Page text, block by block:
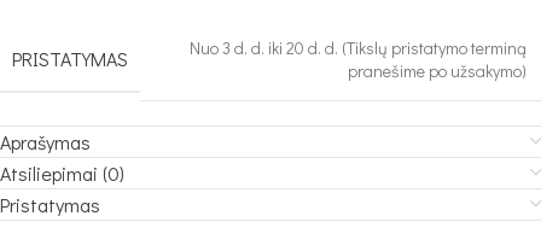
PRISTATYMAS
Nuo 3 d. d. iki 20 d. d. (Tikslų pristatymo terminą
pranešime po užsakymo)
Aprašymas
Atsiliepimai (0)
Pristatymas